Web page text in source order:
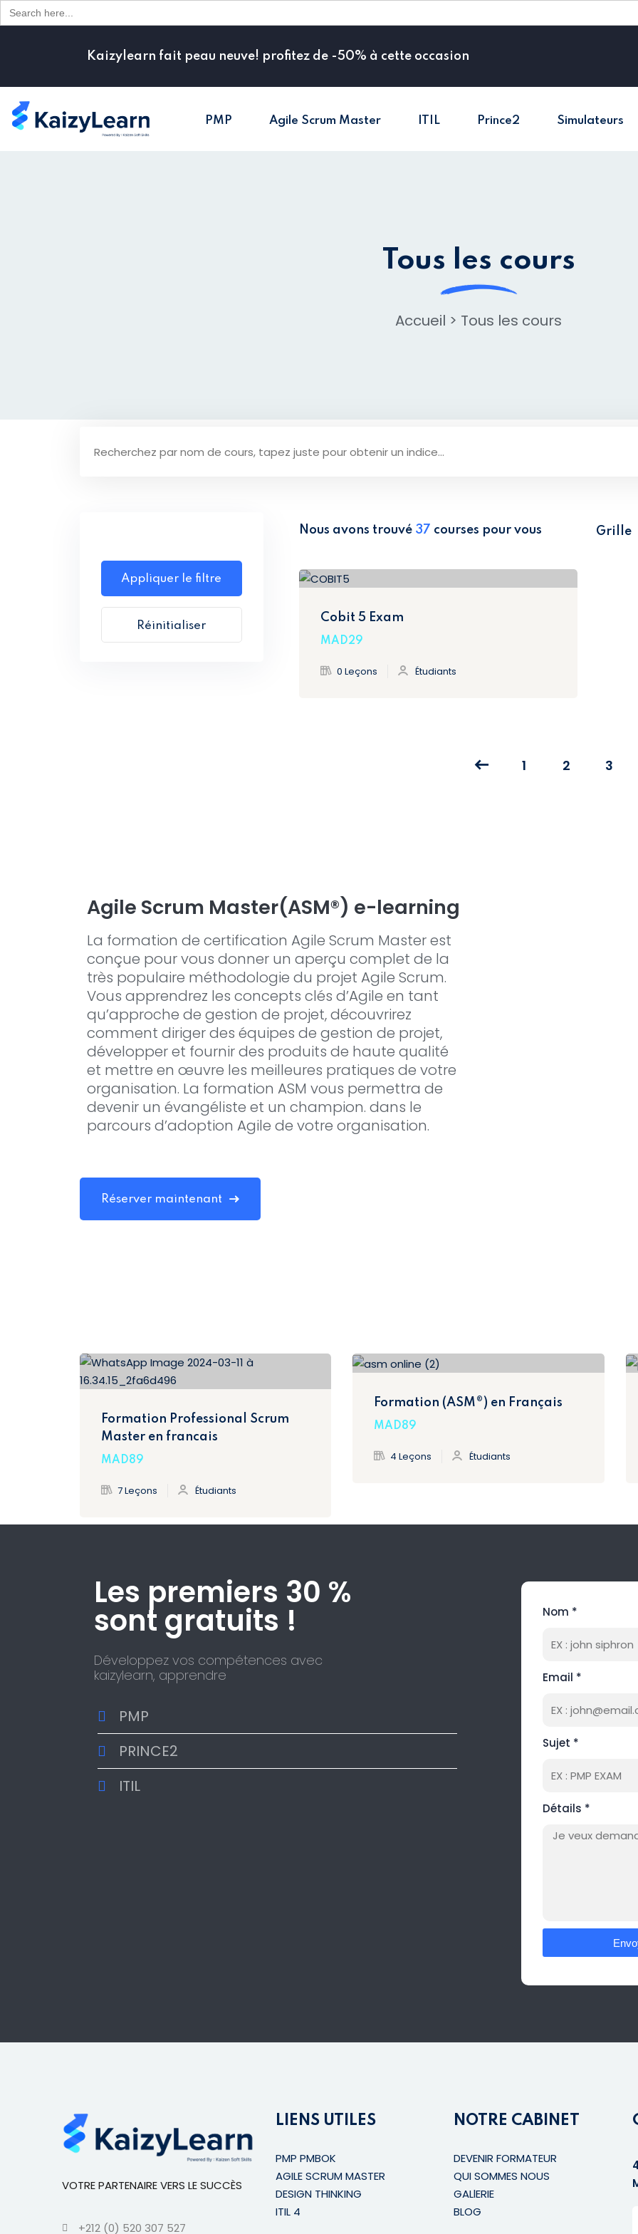
Search
for:
Kaizylearn fait peau neuve! profitez de -50% à cette occasion
PMP Agile Scrum Master ITIL Prince2 Simulateurs
Tous les cours
Accueil > Tous les cours​
Appliquer le filtre
Réinitialiser
Nous avons trouvé 37 courses pour vous Grille
Cobit 5 Exam
MAD29
0 Leçons Étudiants
1 2 3
Agile Scrum Master(ASM®) e-learning
La formation de certification Agile Scrum Master est
conçue pour vous donner un aperçu complet de la
très populaire méthodologie du projet Agile Scrum.
Vous apprendrez les concepts clés d’Agile en tant
qu’approche de gestion de projet, découvrirez
comment diriger des équipes de gestion de projet,
développer et fournir des produits de haute qualité
et mettre en œuvre les meilleures pratiques de votre
organisation. La formation ASM vous permettra de
devenir un évangéliste et un champion. dans le
parcours d’adoption Agile de votre organisation.
Réserver maintenant
Formation Professional Scrum
Master en francais
MAD89
7 Leçons Étudiants
Formation (ASM®) en Français
MAD89
4 Leçons Étudiants
Les premiers 30 %
sont gratuits !​
Développez vos compétences avec
kaizylearn, apprendre
PMP
PRINCE2
ITIL
Nom *
Email *
Sujet *
Détails *
VOTRE PARTENAIRE VERS LE SUCCÈS
+212 (0) 520 307 527
LIENS UTILES
PMP PMBOK
AGILE SCRUM MASTER
DESIGN THINKING
ITIL 4
NOTRE CABINET
DEVENIR FORMATEUR
QUI SOMMES NOUS
GALlERIE
BLOG
Sign in Sign up